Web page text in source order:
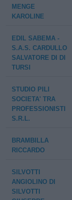
MENGE
KAROLINE
EDIL SABEMA -
S.A.S. CARDULLO
SALVATORE DI DI
TURSI
STUDIO PILI
SOCIETA' TRA
PROFESSIONISTI
S.R.L.
BRAMBILLA
RICCARDO
SILVOTTI
ANGIOLINO DI
SILVOTTI